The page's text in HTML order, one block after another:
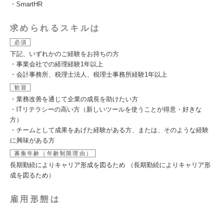
・SmartHR
求められるスキルは
必須
下記、いずれかのご経験をお持ちの方
・事業会社での経理経験1年以上
・会計事務所、税理士法人、税理士事務所経験1年以上
歓迎
・業務改善を通じて企業の成長を助けたい方
・ITリテラシーの高い方（新しいツールを使うことが得意・好きな
方）
・チームとして成果をあげた経験がある方、または、そのような経験
に興味がある方
募集年齢（年齢制限理由）
長期勤続によりキャリア形成を図るため （長期勤続によりキャリア形
成を図るため）
雇用形態は